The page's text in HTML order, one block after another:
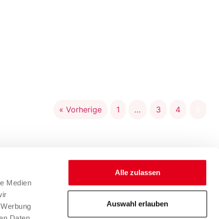
Medien
Alle zulassen
Auswahl erlauben
« Vorherige 1 … 3 4